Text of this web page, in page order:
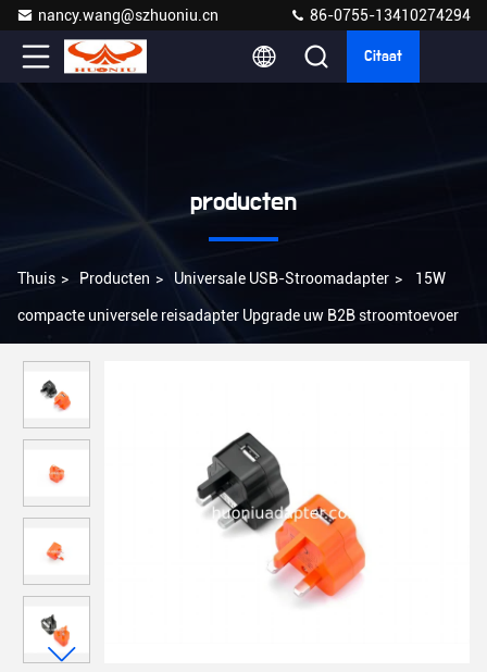
nancy.wang@szhuoniu.cn 86-0755-13410274294
Citaat
producten
Thuis > Producten > Universale USB-Stroomadapter > 15W
compacte universele reisadapter Upgrade uw B2B stroomtoevoer